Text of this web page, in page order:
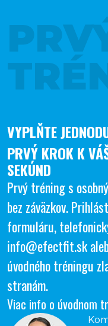
VYPLŇTE
PRVÝ KROK K
SEKÚND
Prvý tréning s
bez záväzkov.
formuláru,
info@efectfit.sk
úvodného tréningu
stranám.
Viac info o úvodnom